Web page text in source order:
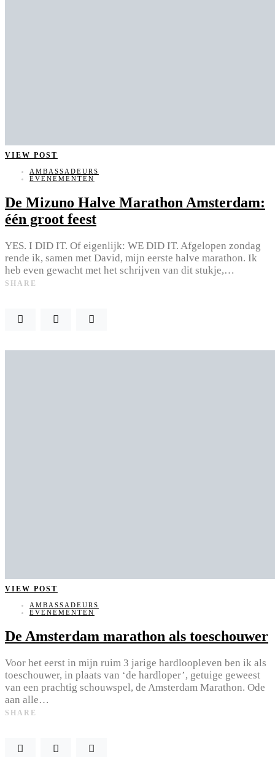
VIEW POST
AMBASSADEURS
EVENEMENTEN
De Mizuno Halve Marathon Amsterdam:
één groot feest
YES. I DID IT. Of eigenlijk: WE DID IT. Afgelopen zondag
rende ik, samen met David, mijn eerste halve marathon. Ik
heb even gewacht met het schrijven van dit stukje,…
SHARE
VIEW POST
AMBASSADEURS
EVENEMENTEN
De Amsterdam marathon als toeschouwer
Voor het eerst in mijn ruim 3 jarige hardloopleven ben ik als
toeschouwer, in plaats van ‘de hardloper’, getuige geweest
van een prachtig schouwspel, de Amsterdam Marathon. Ode
aan alle…
SHARE